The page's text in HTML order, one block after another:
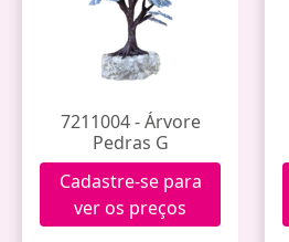
7211004 - Árvore
Pedras G
Cadastre-se para
ver os preços